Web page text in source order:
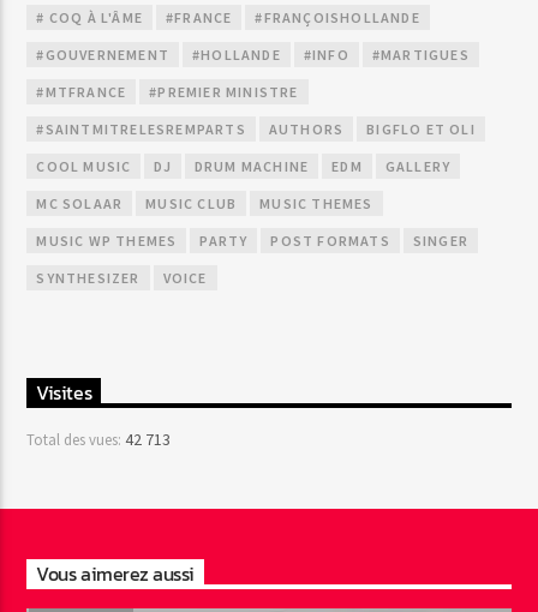
# COQ À L'ÂME #FRANCE #FRANÇOISHOLLANDE
#GOUVERNEMENT #HOLLANDE #INFO #MARTIGUES
#MTFRANCE #PREMIER MINISTRE
#SAINTMITRELESREMPARTS AUTHORS BIGFLO ET OLI
COOL MUSIC DJ DRUM MACHINE EDM GALLERY
MC SOLAAR MUSIC CLUB MUSIC THEMES
MUSIC WP THEMES PARTY POST FORMATS SINGER
SYNTHESIZER VOICE
Visites
Total des vues:42 713
Vous aimerez aussi